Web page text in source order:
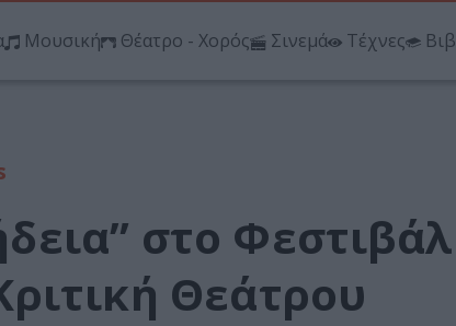
Μουσική Θέατρο - Χορός Σινεμά Τέχνες
στο
Θεάτρου